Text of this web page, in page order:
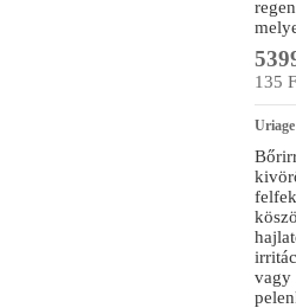
135
vagy